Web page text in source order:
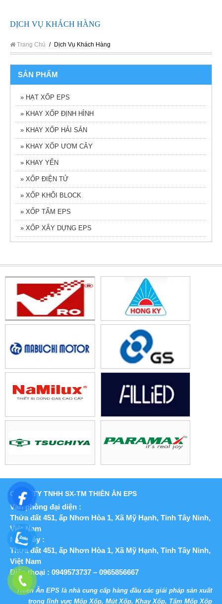
DỊCH VỤ KHÁCH HÀNG
Trang Chủ / Dịch Vụ Khách Hàng
SẢN PHẨM
» HẠT XỐP EPS
» KHAY XỐP ĐỊNH HÌNH
» KHAY XỐP HẢI SẢN
» KHAY XỐP ƯƠM CÂY
» KHAY YẾN
» XỐP ĐIỆN TỬ
» XỐP KHỐI BLOCK
» XỐP TẤM EPS
» XỐP XÂY DỰNG EPS
CÔNG TY TNHH SX-TM THIÊN ÂN EPS
Văn phòng đại diện :
Thửa đất 451, ấp Nhơn Hòa 1, Xã Mỹ Hạnh, Tỉnh Tây Ninh,
Việt Nam
Nhà máy :
Thửa đất 451, ấp Nhơn Hòa 1, Xã Mỹ Hạnh, Tỉnh Tây Ninh,
Việt Nam
Điện thoại : 0949573737 – 0965856667
Thiên Ân EPS là nhà cung cấp hàng đầu các giải pháp sản xuất
trong lĩnh vực Mốp Xốp, Mút Xốp, Khay Xốp, Tấm Mốp Xốp